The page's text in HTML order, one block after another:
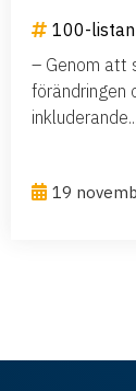
100-listan
– Genom att
förändringen
inkluderande...
19